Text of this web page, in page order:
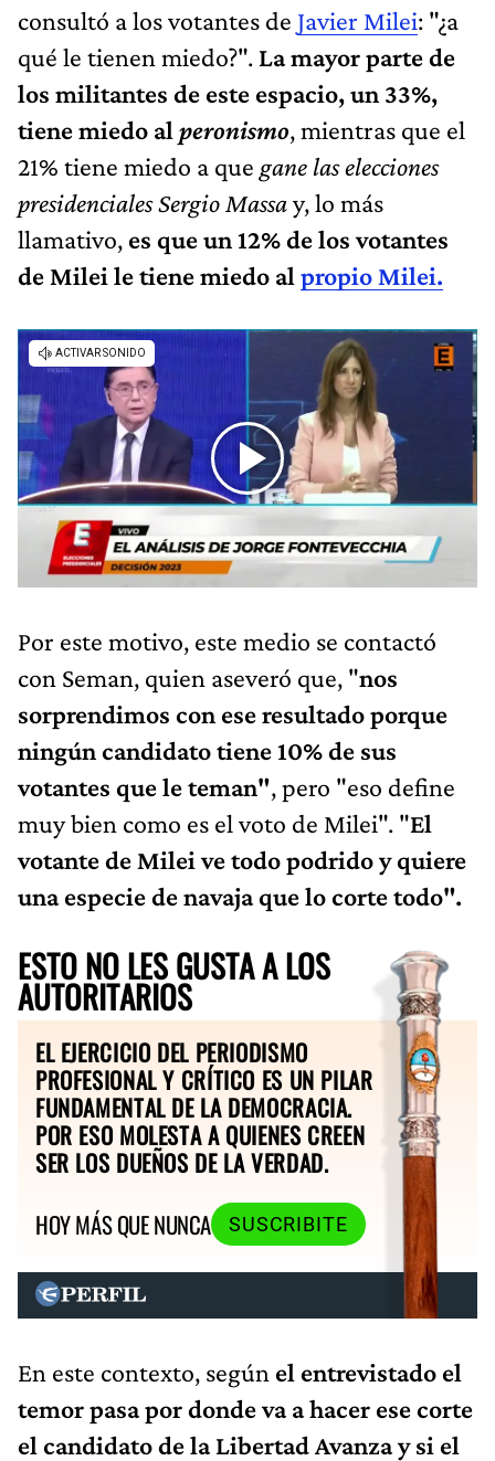
consultó a los votantes de Javier Milei: "¿a
qué le tienen miedo?". La mayor parte de
los militantes de este espacio, un 33%,
tiene miedo al peronismo, mientras que el
21% tiene miedo a que gane las elecciones
presidenciales Sergio Massay, lo más
llamativo, es que un 12% de los votantes
de Milei le tiene miedo al propio Milei.
Por este motivo, este medio se contactó
con Seman, quien aseveró que, "nos
sorprendimos con ese resultado porque
ningún candidato tiene 10% de sus
votantes que le teman", pero "eso define
muy bien como es el voto de Milei". "El
votante de Milei ve todo podrido y quiere
una especie de navaja que lo corte todo".
ESTO NO LES GUSTA A LOS
AUTORITARIOS
EL EJERCICIO DEL PERIODISMO
PROFESIONAL Y CRÍTICO ES UN PILAR
FUNDAMENTAL DE LA DEMOCRACIA.
POR ESO MOLESTA A QUIENES CREEN
SER LOS DUEÑOS DE LA VERDAD.
HOY MÁS QUE NUNCA
SUSCRIBITE
En este contexto, según el entrevistado el
temor pasa por donde va a hacer ese corte
el candidato de la Libertad Avanza y si el